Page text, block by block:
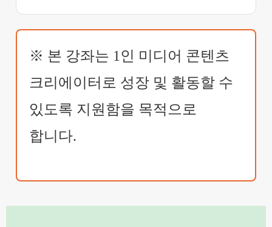
※ 본 강좌는 1인 미디어 콘텐츠
크리에이터로 성장 및 활동할 수
있도록 지원함을 목적으로
합니다.